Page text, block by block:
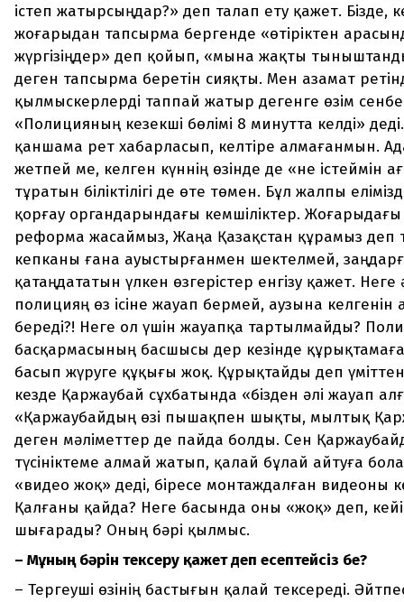
істеп жатырсыңдар?» деп талап ету қажет. Бізде,
жоғарыдан тапсырма бергенде «өтіріктен
жүргізіңдер» деп қойып, «мына жақты
деген тапсырма беретін сияқты. Мен азамат
қылмыскерлерді таппай жатыр дегенге өзім
«Полицияның кезекші бөлімі 8 минутта келді»
қаншама рет хабарласып, келтіре алмағанмын.
жетпей ме, келген күннің өзінде де «не істеймін
тұратын біліктілігі де өте төмен. Бұл жалпы
қорғау органдарындағы кемшіліктер. Жоғарыдағы
реформа жасаймыз, Жаңа Қазақстан құрамыз деп
кепканы ғана ауыстырғанмен шектелмей,
қатаңдататын үлкен өзгерістер енгізу қажет. Неге
полицияң өз ісіне жауап бермей, аузына
береді?! Неге ол үшін жауапқа тартылмайды?
басқармасының басшысы дер кезінде
басып жүруге құқығы жоқ. Құрықтайды деп
кезде Қаржаубай сұхбатында «бізден әлі жауап
«Қаржаубайдың өзі пышақпен шықты, мылтық
деген мәліметтер де пайда болды. Сен
түсініктеме алмай жатып, қалай бұлай айтуға
«видео жоқ» деді, біресе монтаждалған видеоны
Қалғаны қайда? Неге басында оны «жоқ» деп,
шығарады? Оның бәрі қылмыс.
– Мұның бәрін тексеру қажет деп есептейсіз бе?
– Тергеуші өзінің бастығын қалай тексереді.